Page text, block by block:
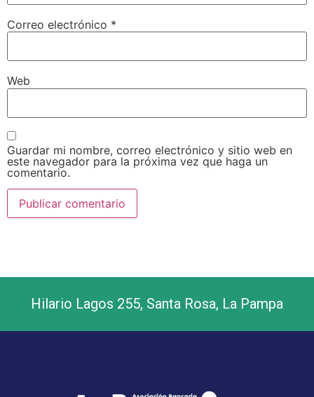
Correo electrónico *
Web
Guardar mi nombre, correo electrónico y sitio web en
este navegador para la próxima vez que haga un
comentario.
Hilario Lagos 255, Santa Rosa, La Pampa